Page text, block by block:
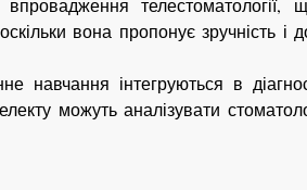
телестоматології,
вона пропонує зручність
інтегруються в
можуть аналізувати